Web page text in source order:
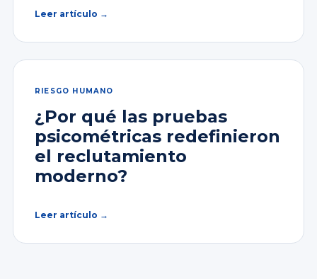
Leer artículo →
RIESGO HUMANO
¿Por qué las pruebas
psicométricas redefinieron
el reclutamiento
moderno?
Leer artículo →